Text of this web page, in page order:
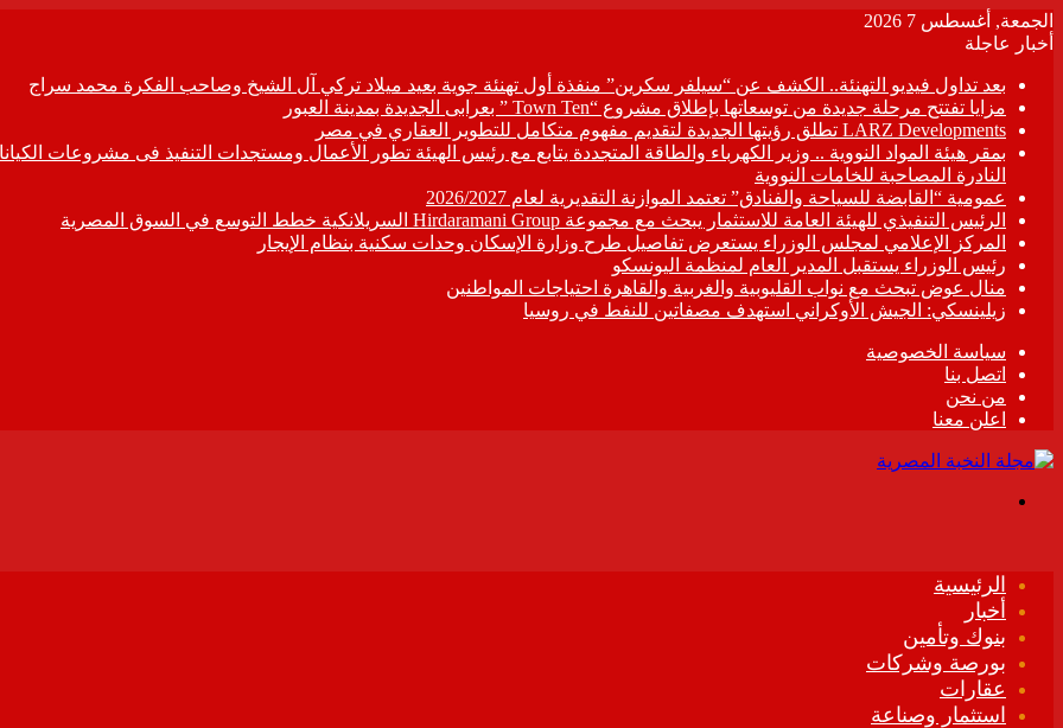
الجمعة, أغسطس 7 2026
أخبار عاجلة
بعد تداول فيديو التهنئة.. الكشف عن “سيلفر سكرين” منفذة أول تهنئة جوية بعيد ميلاد تركي آل الشيخ وصاحب الفكرة محمد سراج
مزايا تفتتح مرحلة جديدة من توسعاتها بإطلاق مشروع “Town Ten ” بعرابى الجديدة بمدينة العبور
LARZ Developments تطلق رؤيتها الجديدة لتقديم مفهوم متكامل للتطوير العقاري في مصر
بمقر هيئة المواد النووية .. وزير الكهرباء والطاقة المتجددة يتابع مع رئيس الهيئة تطور الأعمال ومستجدات التنفيذ فى مشروعات
النادرة المصاحبة للخامات النووية
عمومية “القابضة للسياحة والفنادق” تعتمد الموازنة التقديرية لعام 2026/2027
الرئيس التنفيذي للهيئة العامة للاستثمار يبحث مع مجموعة Hirdaramani Group السريلانكية خطط التوسع في السوق المصرية
المركز الإعلامي لمجلس الوزراء يستعرض تفاصيل طرح وزارة الإسكان وحدات سكنية بنظام الإيجار
رئيس الوزراء يستقبل المدير العام لمنظمة اليونسكو
منال عوض تبحث مع نواب القليوبية والغربية والقاهرة احتياجات المواطنين
زيلينسكي: الجيش الأوكراني استهدف مصفاتين للنفط في روسيا
سياسة الخصوصية
اتصل بنا
من نحن
اعلن معنا
الرئيسية
أخبار
بنوك وتأمين
بورصة وشركات
عقارات
استثمار وصناعة